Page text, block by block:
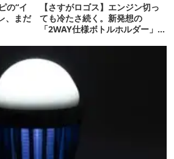
の“イ
、まだ
【さすがロゴス】エンジン切っ
ても冷たさ続く。新発想の
「2WAY仕様ボトルホルダー」が